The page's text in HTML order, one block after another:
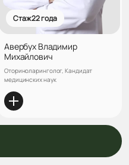
Стаж 22 года
Авербух Владимир
Михайлович
Оториноларинголог, Кандидат
медицинских наук